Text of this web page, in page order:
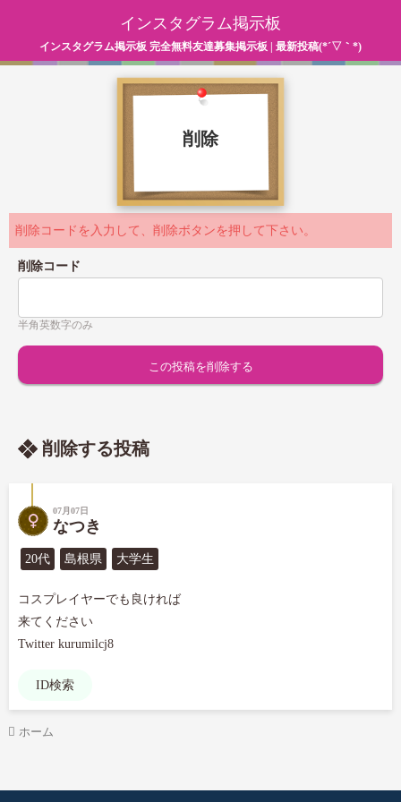
インスタグラム掲示板
インスタグラム掲示板 完全無料友達募集掲示板 | 最新投稿(*´▽｀*)
削除
削除コードを入力して、削除ボタンを押して下さい。
削除コード
半角英数字のみ
削除する投稿
07月07日
なつき
20代 島根県 大学生
コスプレイヤーでも良ければ
来てください
Twitter kurumilcj8
ID検索
ホーム